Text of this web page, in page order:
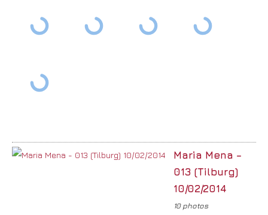
Maria Mena –
013 (Tilburg)
10/02/2014
10 photos